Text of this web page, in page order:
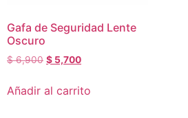
Gafa de Seguridad Lente
Oscuro
$6,900 $ 5,700
Añadir al carrito